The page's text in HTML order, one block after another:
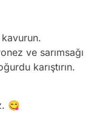
ve sarımsağı
karıştırın.
😋